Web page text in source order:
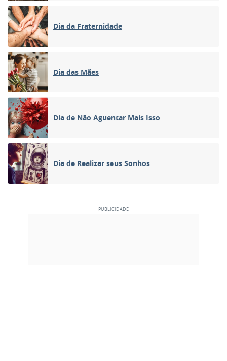
Dia da Fraternidade
Dia das Mães
Dia de Não Aguentar Mais Isso
Dia de Realizar seus Sonhos